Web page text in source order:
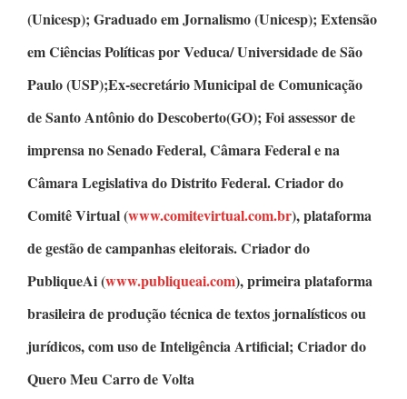
(Unicesp);Graduado em Jornalismo(Unicesp);Extensão
em Ciências Políticaspor Veduca/ Universidade de São
Paulo (USP);Ex-secretário Municipal de Comunicação
de Santo Antônio do Descoberto(GO); Foi assessor de
imprensa no Senado Federal, Câmara Federal e na
Câmara Legislativa do Distrito Federal.Criador do
Comitê Virtual(www.comitevirtual.com.br), plataforma
de gestão de campanhas eleitorais.Criador do
PubliqueAi(www.publiqueai.com), primeira plataforma
brasileira de produção técnica de textos jornalísticos ou
jurídicos, com uso de Inteligência Artificial;Criador do
Quero Meu Carro de Volta